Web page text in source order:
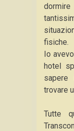
fisiche.
Io
hotel
trovare
Tutte